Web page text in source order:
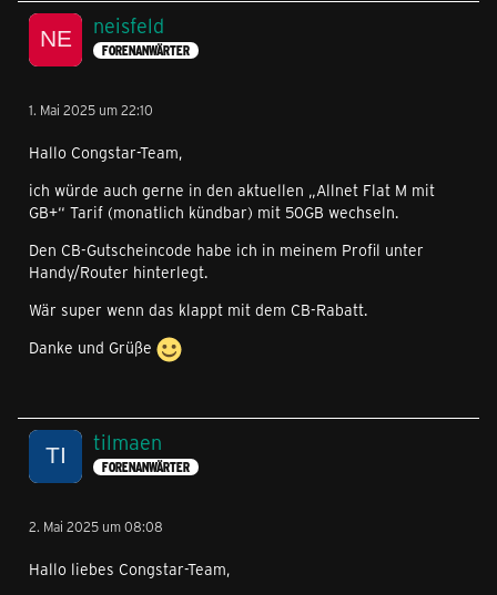
neisfeld
FORENANWÄRTER
1. Mai 2025 um 22:10
Hallo Congstar-Team,
ich würde auch gerne in den aktuellen „Allnet Flat M mit
GB+“ Tarif (monatlich kündbar) mit 50GB wechseln.
Den CB-Gutscheincode habe ich in meinem Profil unter
Handy/Router hinterlegt.
Wär super wenn das klappt mit dem CB-Rabatt.
Danke und Grüße
tilmaen
FORENANWÄRTER
2. Mai 2025 um 08:08
Hallo liebes Congstar-Team,